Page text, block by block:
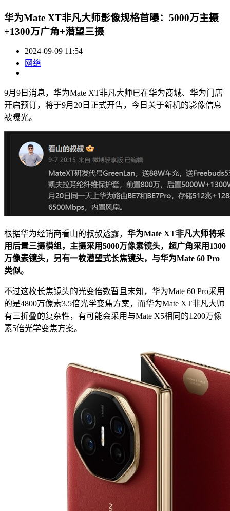
华为Mate XT非凡大师影像规格首曝：5000万主摄
+1300万广角+潜望三摄
2024-09-09 11:54
网络
9月9日消息，华为Mate XT非凡大师已在华为商城、华为门店
开启预订，将于9月20日正式开售，今日关于新机的影像信息
被曝光。
根据华为经销商看山的叔叔透露， 华为Mate XT非凡大师将采
用后置三摄模组，主摄采用5000万像素镜头，超广角采用1300
万像素镜头，另有一枚潜望式长焦镜头，与华为Mate 60 Pro
类似。
不过这枚长焦镜头的光变倍数暂且未知，华为Mate 60 Pro采用
的是4800万像素3.5倍光学变焦方案，而华为Mate XT非凡大师
有三折叠的复杂性，有可能会采用与Mate X5相同的1200万像
素5倍光学变焦方案。